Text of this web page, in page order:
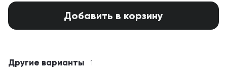
Добавить в корзину
Другие варианты 1